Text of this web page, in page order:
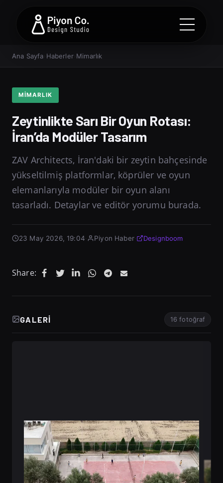
Ana Sayfa Haberler› Mimarlık
MIMARLIK
Zeytinlikte Sarı Bir Oyun Rotası:
İran’da Modüler Tasarım
ZAV Architects, İran'daki bir zeytin bahçesinde
yükseltilmiş platformlar, köprüler ve oyun
elemanlarıyla modüler bir oyun alanı
tasarladı. Detaylar ve editör yorumu burada.
23 May 2026, 19:04 Piyon Haber· Designboom
Share:
GALERI 16 fotoğraf